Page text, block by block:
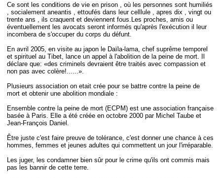
Ce sont les conditions de vie en prison , où les personnes sont humiliés
, socialement aneantis , ettoufés dans leur celllule , apres dix , vingt ou
trente ans , ils craquent et deviennent fous.Les proches, amis ou
éventuellement les avocats seront informés qu'après l'exécution il leur
incombera de s'occuper du corps du défunt.
En avril 2005, en visite au japon le Daïla-lama, chef suprême temporel
et spirituel au Tibet, lance un appel à l'abolition de la peine de mort. Il
déclare que: «des criminels devraient être traités avec compassion et
non pas avec colère!......».
Plusieurs association on etait crée pour se battre contre la peine de
mort et obtenir une abolition mondiale :
Ensemble contre la peine de mort (ECPM) est une association française
basée à Paris. Elle a été créée en octobre 2000 par Michel Taube et
Jean-François Daniel.
Être juste c'est faire preuve de tolérance, c'est donner une chance à ces
hommes, femmes et jeunes adultes qui commettent un jour l'irréparable.
Les juger, les condamner bien sûr pour le crime qu'ils ont commis mais
pas les bannir de cette terre.